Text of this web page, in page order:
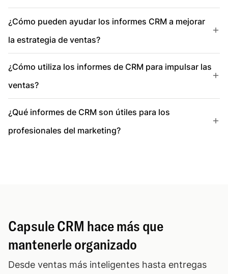
¿Cómo pueden ayudar los informes CRM a mejorar
la estrategia de ventas?
¿Cómo utiliza los informes de CRM para impulsar las
ventas?
¿Qué informes de CRM son útiles para los
profesionales del marketing?
Capsule CRM hace más que
mantenerle organizado
Desde ventas más inteligentes hasta entregas